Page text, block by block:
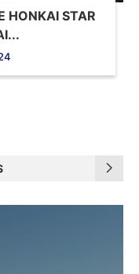
HONKAI STAR